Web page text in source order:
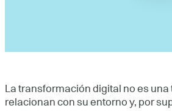
La transformación digital no es
relacionan con su entorno y, por